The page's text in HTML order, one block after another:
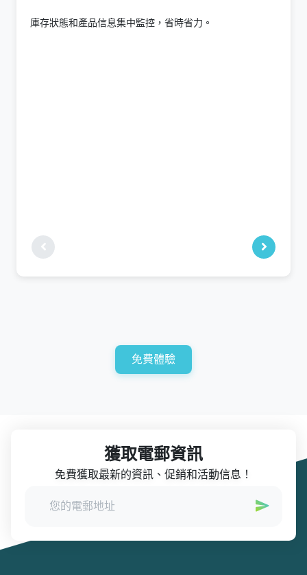
庫存狀態和產品信息集中監控，省時省力。
免費體驗
獲取電郵資訊
免費獲取最新的資訊、促銷和活動信息！